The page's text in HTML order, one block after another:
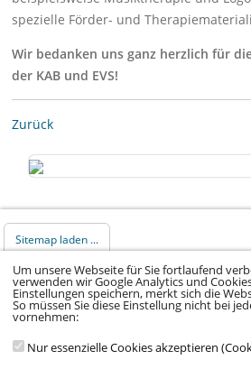
spezielle Förder- und
Wir bedanken uns ganz herzlich für
der KAB und EVS!
Zurück
Sitemap laden ...
© 2026 Klinikum Würzburg Mitte gGmbH •
Impressum• Datenschutz•Datenschutz Social
Um unsere Webseite für Sie fortlaufend
verwenden wir Google Analytics und
Einstellungen speichern, merkt sich die
So müssen Sie diese Einstellung nicht bei
vornehmen:
Nur essenzielle Cookies akzeptieren